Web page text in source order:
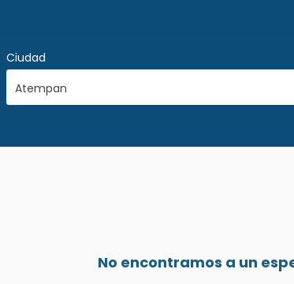
Ciudad
Atempan
No encontramos a un